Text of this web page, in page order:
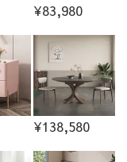
¥83,980
¥138,580